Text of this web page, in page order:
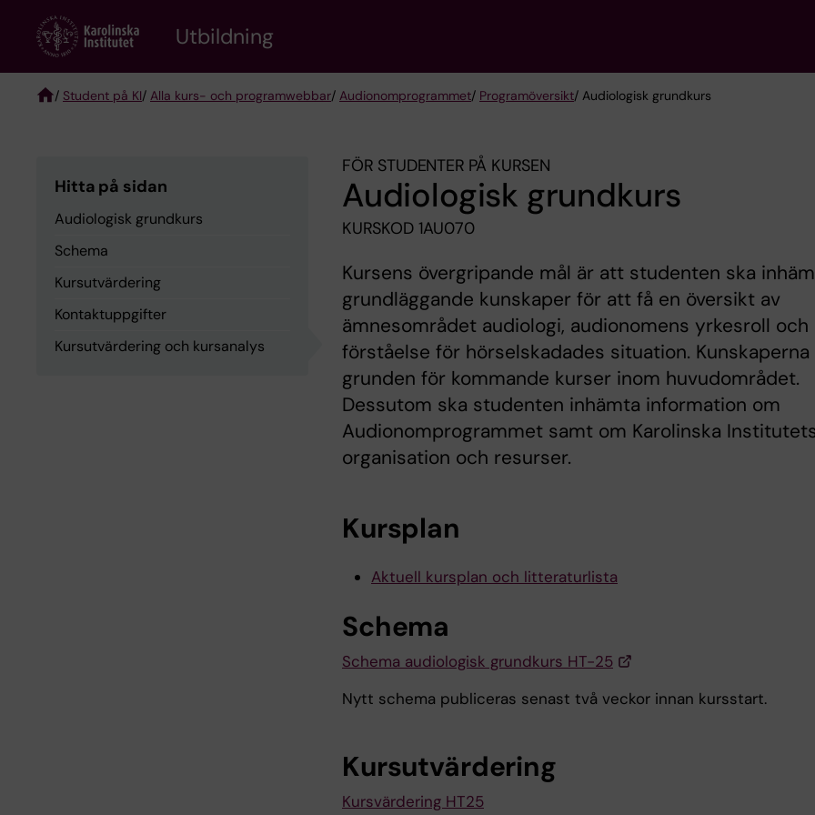
content
Utbildning
/ Student på KI/ Alla kurs- och programwebbar/ Audionomprogrammet/ Programöversikt/ Audiologisk grundkurs
Hitta på sidan
Audiologisk grundkurs
Schema
Kursutvärdering
Kontaktuppgifter
Kursutvärdering och kursanalys
FÖR STUDENTER PÅ KURSEN
Audiologisk grundkurs
KURSKOD 1AU070
Kursens övergripande mål är att studenten ska
grundläggande kunskaper för att få en översikt av
ämnesområdet audiologi, audionomens yrkesroll och
förståelse för hörselskadades situation. Kunskaperna
grunden för kommande kurser inom huvudområdet.
Dessutom ska studenten inhämta information om
Audionomprogrammet samt om Karolinska
organisation och resurser.
Kursplan
Aktuell kursplan och litteraturlista
Schema
Schema audiologisk grundkurs HT-25
Nytt schema publiceras senast två veckor innan kursstart.
Kursutvärdering
Kursvärdering HT25